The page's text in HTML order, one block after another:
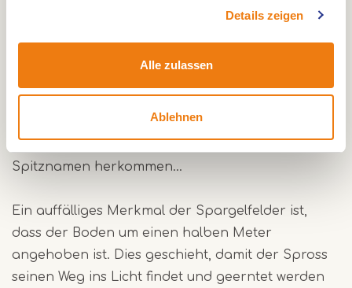
Details zeigen
Alle zulassen
Ablehnen
aber wenn Sie im Frühling hier sind, können Sie
wächst auf vielen Feldern entlang des Weges, und
man kann es oft an Ort und Stelle kosten und
Spitznamen herkommen…
Ein auffälliges Merkmal der Spargelfelder ist,
dass der Boden um einen halben Meter
angehoben ist. Dies geschieht, damit der Spross
seinen Weg ins Licht findet und geerntet werden